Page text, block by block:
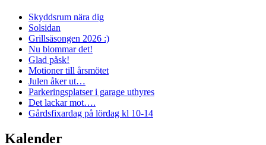
Skyddsrum nära dig
Solsidan
Grillsäsongen 2026 :)
Nu blommar det!
Glad påsk!
Motioner till årsmötet
Julen åker ut…
Parkeringsplatser i garage uthyres
Det lackar mot….
Gårdsfixardag på lördag kl 10-14
Kalender